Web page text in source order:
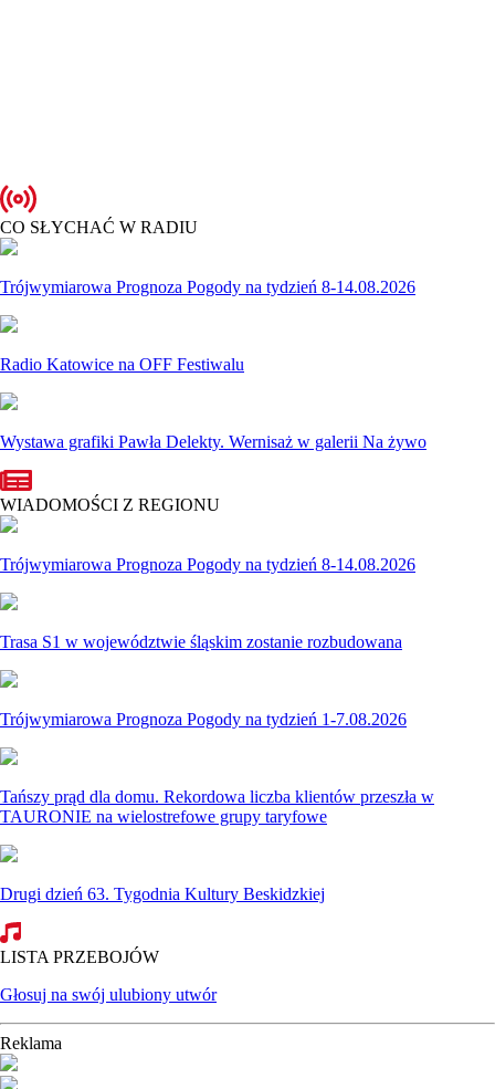
CO SŁYCHAĆ W RADIU
Trójwymiarowa Prognoza Pogody na tydzień 8-14.08.2026
Radio Katowice na OFF Festiwalu
Wystawa grafiki Pawła Delekty. Wernisaż w galerii Na żywo
WIADOMOŚCI Z REGIONU
Trójwymiarowa Prognoza Pogody na tydzień 8-14.08.2026
Trasa S1 w województwie śląskim zostanie rozbudowana
Trójwymiarowa Prognoza Pogody na tydzień 1-7.08.2026
Tańszy prąd dla domu. Rekordowa liczba klientów przeszła w
TAURONIE na wielostrefowe grupy taryfowe
Drugi dzień 63. Tygodnia Kultury Beskidzkiej
LISTA PRZEBOJÓW
Głosuj na swój ulubiony utwór
Reklama